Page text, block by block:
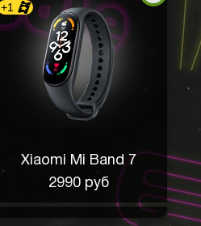
+1
Xiaomi Mi Band 7
2990 руб